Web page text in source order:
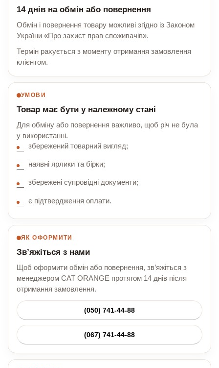
14 днів на обмін або повернення
Обмін і повернення товару можливі згідно із Законом
України «Про захист прав споживачів».
Термін рахується з моменту отримання замовлення
клієнтом.
УМОВИ
Товар має бути у належному стані
Для обміну або повернення важливо, щоб річ не була
у використанні.
збережений товарний вигляд;
наявні ярлики та бірки;
збережені супровідні документи;
є підтвердження оплати.
ЯК ОФОРМИТИ
Зв’яжіться з нами
Щоб оформити обмін або повернення, зв’яжіться з
менеджером CAT ORANGE протягом 14 днів після
отримання замовлення.
(050) 741-44-88
(067) 741-44-88